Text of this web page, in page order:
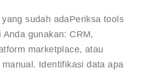
sudah adaPeriksa tools
Anda gunakan: CRM,
marketplace, atau
Identifikasi data apa